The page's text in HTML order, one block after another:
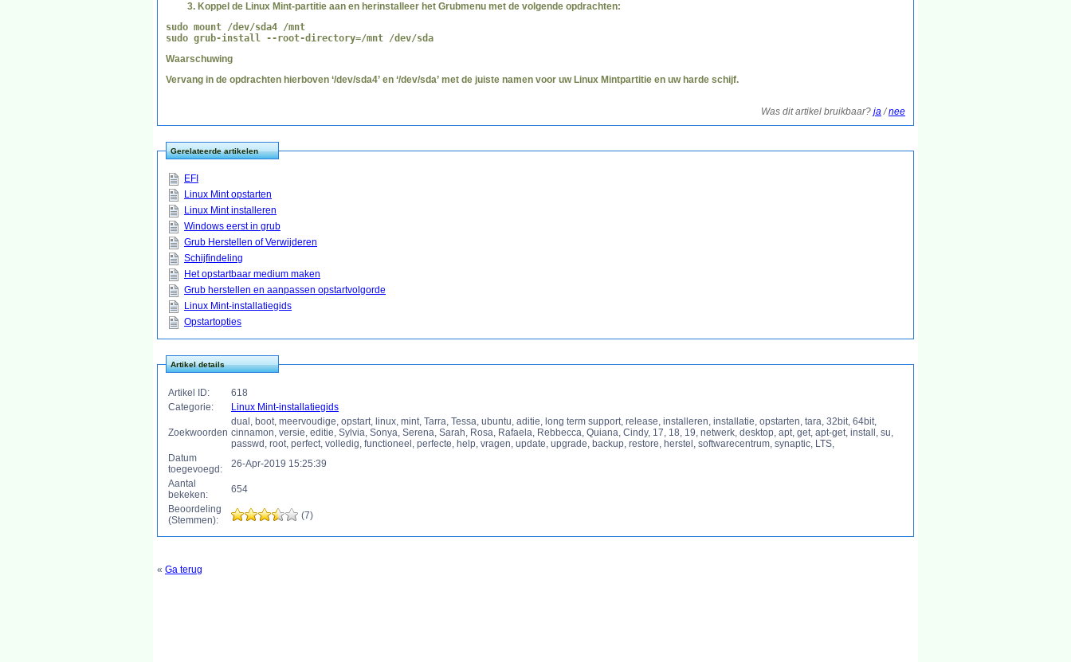
Koppel de Linux Mint-partitie aan en herinstalleer het Grubmenu met de volgende opdrachten:
sudo mount /dev/sda4 /mnt
sudo grub-install --root-directory=/mnt /dev/sda
Waarschuwing
Vervang in de opdrachten hierboven ‘/dev/sda4’ en ‘/dev/sda’ met de juiste namen voor uw Linux Mintpartitie en uw harde schijf.
Was dit artikel bruikbaar? ja/nee
Gerelateerde artikelen
EFI
Linux Mint opstarten
Linux Mint installeren
Windows eerst in grub
Grub Herstellen of Verwijderen
Schijfindeling
Het opstartbaar medium maken
Grub herstellen en aanpassen opstartvolgorde
Linux Mint-installatiegids
Opstartopties
Artikel details
Artikel ID:
618
Categorie:
Linux Mint-installatiegids
Zoekwoorden
dual, boot, meervoudige, opstart, linux, mint, Tarra, Tessa, ubuntu, aditie, long term support, release, installeren, installatie, opstarten, tara, 32bit, 64bit,
cinnamon, versie, editie, Sylvia, Sonya, Serena, Sarah, Rosa, Rafaela, Rebbecca, Quiana, Cindy, 17, 18, 19, netwerk, desktop, apt, get, apt-get, install, su,
passwd, root, perfect, volledig, functioneel, perfecte, help, vragen, update, upgrade, backup, restore, herstel, softwarecentrum, synaptic, LTS,
Datum
toegevoegd:
26-Apr-2019 15:25:39
Aantal
bekeken:
654
Beoordeling
(Stemmen):
(7)
« Ga terug